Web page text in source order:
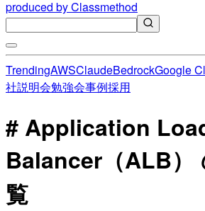
produced by Classmethod
TrendingAWSClaudeBedrockGoogle
社説明会勉強会事例採用
# Application
Balancer（ALB）
覧